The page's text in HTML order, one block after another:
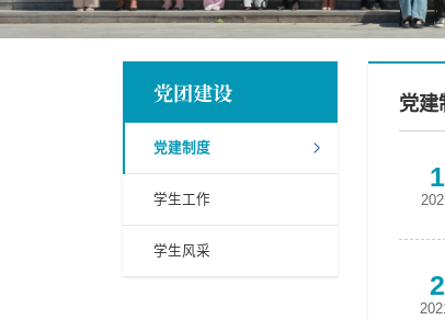
党团建设
党建制度
学生工作
学生风采
党建